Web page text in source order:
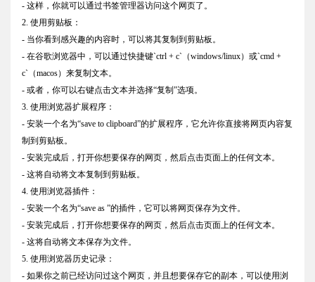
- 这样，你就可以通过书签管理器访问这个网页了。
2. 使用剪贴板：
- 当你看到感兴趣的内容时，可以将其复制到剪贴板。
- 在谷歌浏览器中，可以通过快捷键`ctrl + c`（windows/linux）或`cmd +
c`（macos）来复制文本。
- 或者，你可以右键点击文本并选择“复制”选项。
3. 使用浏览器扩展程序：
- 安装一个名为“save to clipboard”的扩展程序，它允许你直接将网页内容复
制到剪贴板。
- 安装完成后，打开你想要保存的网页，然后点击页面上的任何文本。
- 这将自动将文本复制到剪贴板。
4. 使用浏览器插件：
- 安装一个名为“save as ”的插件，它可以将网页保存为文件。
- 安装完成后，打开你想要保存的网页，然后点击页面上的任何文本。
- 这将自动将文本保存为文件。
5. 使用浏览器历史记录：
- 如果你之前已经访问过这个网页，并且想要保存它的副本，可以使用浏